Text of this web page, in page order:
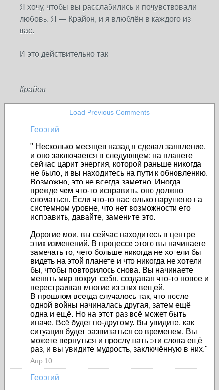
Я хочу, чтобы вы расслабились и почувствовали
любовь. Я — Крайон, и я влюблён в каждого из
вас.
И это действительно так.
Крайон
Load Previous Comments
Георгий
" Несколько месяцев назад я сделал заявление,
и оно заключается в следующем: на планете
сейчас царит энергия, которой раньше никогда
не было, и вы находитесь на пути к обновлению.
Возможно, это не всегда заметно. Иногда,
прежде чем что-то исправить, оно должно
сломаться. Если что-то настолько нарушено на
системном уровне, что нет возможности его
исправить, давайте, замените это.
Дорогие мои, вы сейчас находитесь в центре
этих изменений. В процессе этого вы начинаете
замечать то, чего больше никогда не хотели бы
видеть на этой планете и что никогда не хотели
бы, чтобы повторилось снова. Вы начинаете
менять мир вокруг себя, создавая что-то новое и
перестраивая многие из этих вещей.
В прошлом всегда случалось так, что после
одной войны начиналась другая, затем ещё
одна и ещё. Но на этот раз всё может быть
иначе. Всё будет по-другому. Вы увидите, как
ситуация будет развиваться со временем. Вы
можете вернуться и прослушать эти слова ещё
раз, и вы увидите мудрость, заключённую в них."
Апр 10
Георгий